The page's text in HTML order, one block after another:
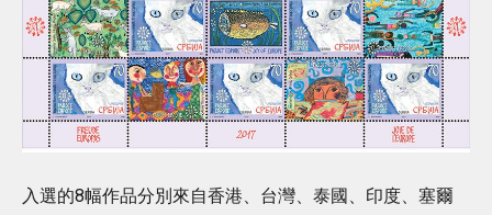
入選的8幅作品分別來自香港、台灣、泰國、印度、塞爾